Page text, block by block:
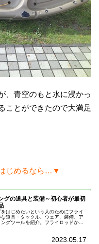
、青空のもと水に浸かっ
ことができたので大満足
じめるなら…▼
グの道具と装備～初心者が最初
はじめたいという人のためにフライ
道具・タックル、ウェア、装備、ア
グツールを紹介。フライロッドから
2023.05.17